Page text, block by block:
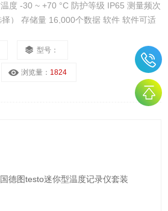
度 -30 ~ +70 °C 防护等级 IP65 测量频次
） 存储量 16,000个数据 软件 软件可适
型号：
浏览量： 1824